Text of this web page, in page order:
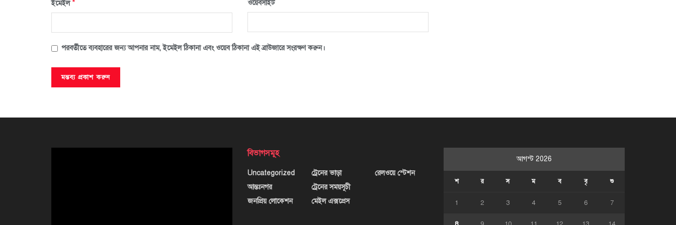
ইমেইল* ওয়েবসাইট
পরবর্তীতে ব্যবহারের জন্য আপনার নাম, ইমেইল ঠিকানা এবং ওয়েব ঠিকানা এই ব্রাউজারে সংরক্ষণ করুন।
বিভাগসমূহ
Uncategorized
আন্তঃনগর
জনপ্রিয় লোকেশন
ট্রেনের ভাড়া
ট্রেনের সময়সূচী
মেইল এক্সপ্রেস
রেলওয়ে স্টেশন
আগস্ট 2026
শ র স ম ব বৃ শু
1 2 3 4 5 6 7